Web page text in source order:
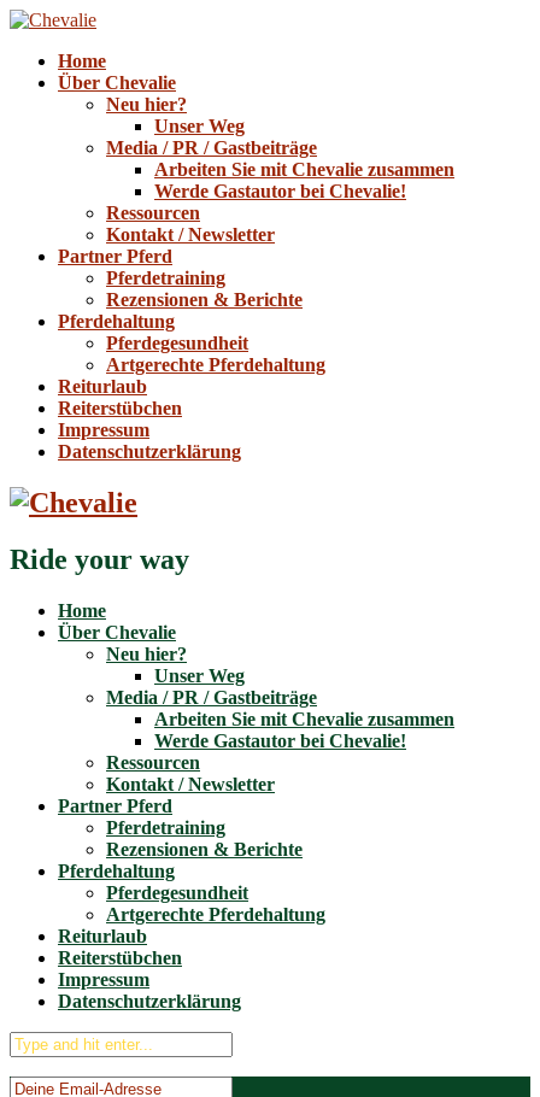
Home
Über Chevalie
Neu hier?
Unser Weg
Media / PR / Gastbeiträge
Arbeiten Sie mit Chevalie zusammen
Werde Gastautor bei Chevalie!
Ressourcen
Kontakt / Newsletter
Partner Pferd
Pferdetraining
Rezensionen & Berichte
Pferdehaltung
Pferdegesundheit
Artgerechte Pferdehaltung
Reiturlaub
Reiterstübchen
Impressum
Datenschutzerklärung
Ride your way
Home
Über Chevalie
Neu hier?
Unser Weg
Media / PR / Gastbeiträge
Arbeiten Sie mit Chevalie zusammen
Werde Gastautor bei Chevalie!
Ressourcen
Kontakt / Newsletter
Partner Pferd
Pferdetraining
Rezensionen & Berichte
Pferdehaltung
Pferdegesundheit
Artgerechte Pferdehaltung
Reiturlaub
Reiterstübchen
Impressum
Datenschutzerklärung